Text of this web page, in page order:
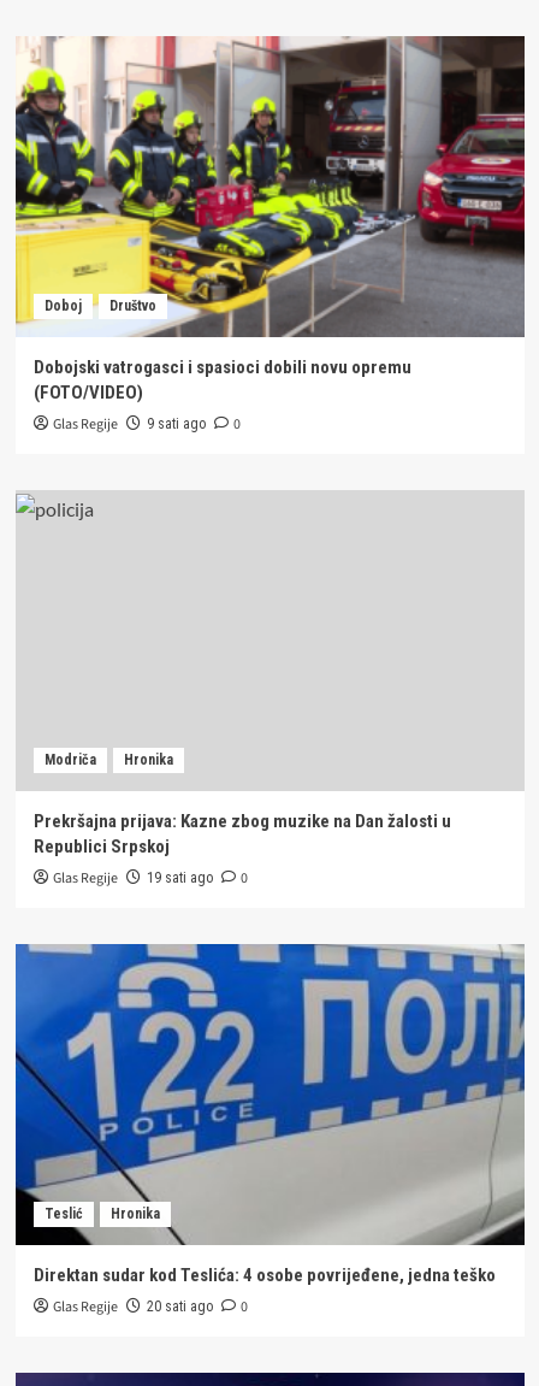
Doboj Društvo
Dobojski vatrogasci i spasioci dobili novu opremu
(FOTO/VIDEO)
Glas Regije 9 sati ago 0
Modriča Hronika
Prekršajna prijava: Kazne zbog muzike na Dan žalosti u
Republici Srpskoj
Glas Regije 19 sati ago 0
Teslić Hronika
Direktan sudar kod Teslića: 4 osobe povrijeđene, jedna teško
Glas Regije 20 sati ago 0